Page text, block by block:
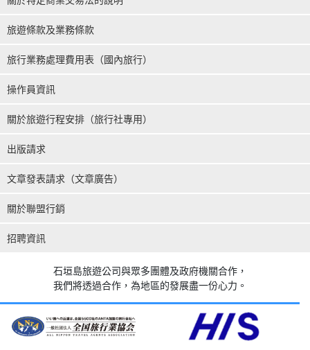
旅遊條款及業務條款
旅行業務處理費用表（國內旅行）
操作員資訊
關於旅遊行程安排（旅行社專用）
出版請求
文章發表請求（文章廣告）
關於聯盟行銷
招聘資訊
石垣島旅遊公司與眾多團體及政府機關合作，
我們將透過合作，為地區的發展盡一份心力。